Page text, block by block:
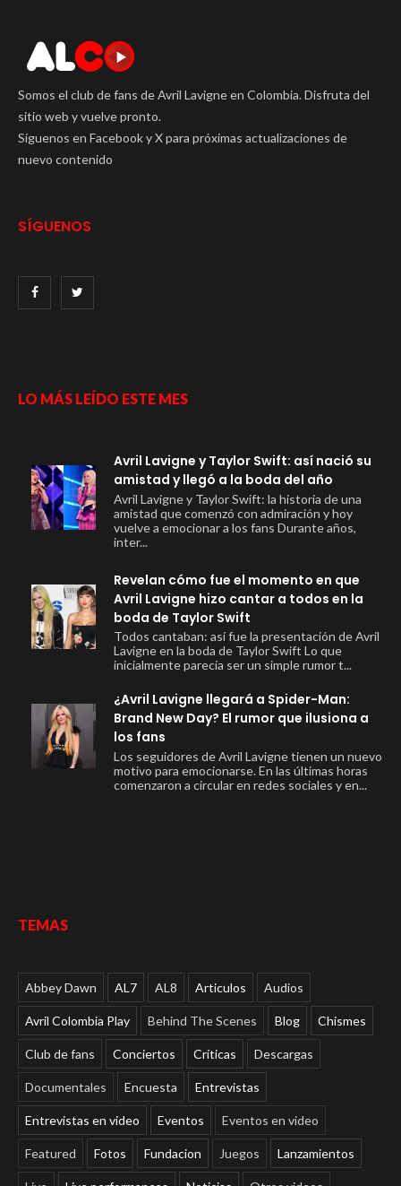
Somos el club de fans de Avril Lavigne en Colombia. Disfruta del
sitio web y vuelve pronto.
Síguenos en Facebook y X para próximas actualizaciones de
nuevo contenido
SÍGUENOS
LO MÁS LEÍDO ESTE MES
Avril Lavigne y Taylor Swift: así nació su
amistad y llegó a la boda del año
Avril Lavigne y Taylor Swift: la historia de una
amistad que comenzó con admiración y hoy
vuelve a emocionar a los fans Durante años,
inter...
Revelan cómo fue el momento en que
Avril Lavigne hizo cantar a todos en la
boda de Taylor Swift
Todos cantaban: así fue la presentación de Avril
Lavigne en la boda de Taylor Swift Lo que
inicialmente parecía ser un simple rumor t...
¿Avril Lavigne llegará a Spider-Man:
Brand New Day? El rumor que ilusiona a
los fans
Los seguidores de Avril Lavigne tienen un nuevo
motivo para emocionarse. En las últimas horas
comenzaron a circular en redes sociales y en...
TEMAS
Abbey Dawn AL7 AL8 Articulos Audios
Avril Colombia Play Behind The Scenes Blog Chismes
Club de fans Conciertos Críticas Descargas
Documentales Encuesta Entrevistas
Entrevistas en video Eventos Eventos en video
Featured Fotos Fundacion Juegos Lanzamientos